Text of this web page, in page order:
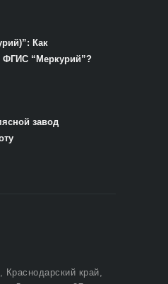
Как
ФГИС “Меркурий”?
завод
край,